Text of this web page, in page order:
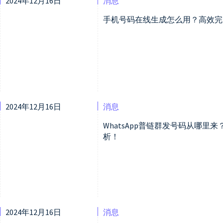
手机号码在线生成怎么用？高效
2024年12月16日
消息
WhatsApp普链群发号码从哪里来
析！
2024年12月16日 消息